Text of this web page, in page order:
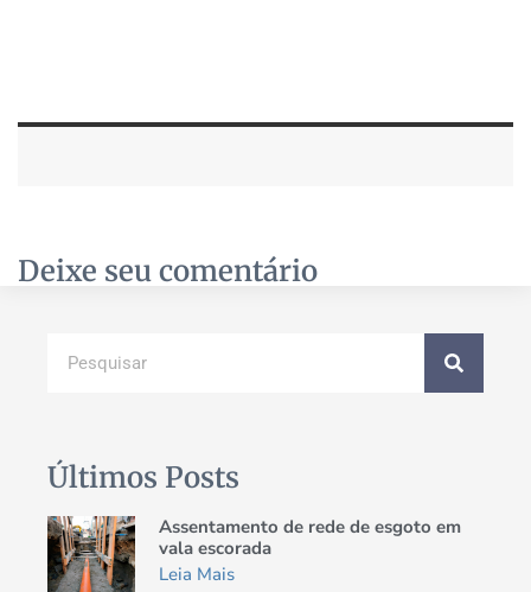
Deixe seu comentário
Últimos Posts
Assentamento de rede de esgoto em
vala escorada
Leia Mais